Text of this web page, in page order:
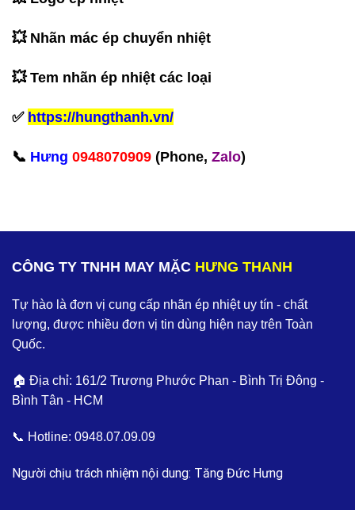
💥 Nhãn mác ép chuyển nhiệt
💥 Tem nhãn ép nhiệt các loại
✅ https://hungthanh.vn/
‪📞 Hưng 0948070909 (Phone, Zalo)‬
CÔNG TY TNHH MAY MẶC HƯNG THANH
Tự hào là đơn vị cung cấp nhãn ép nhiệt uy tín - chất
lượng, được nhiều đơn vị tin dùng hiện nay trên Toàn
Quốc.
🏠 Địa chỉ: 161/2 Trương Phước Phan - Bình Trị Đông -
Bình Tân - HCM
📞 Hotline: 0948.07.09.09
Người chịu trách nhiệm nội dung: Tăng Đức Hưng